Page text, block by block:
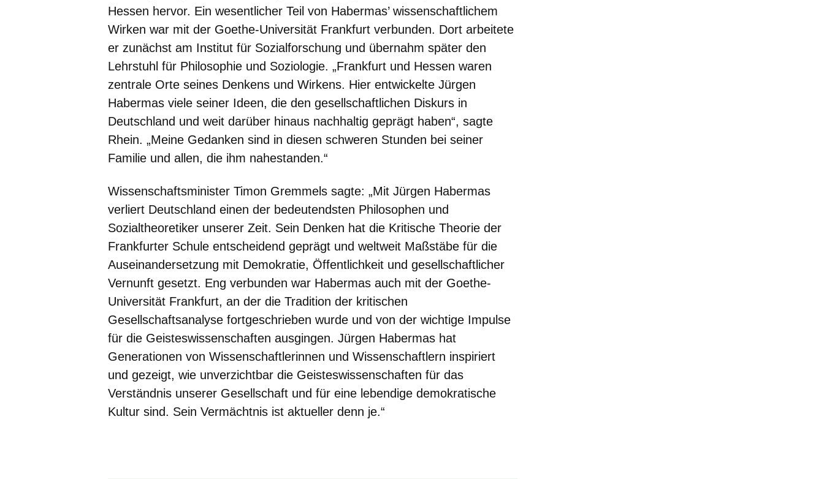
Hessen hervor. Ein wesentlicher Teil von Habermas’ wissenschaftlichem
Wirken war mit der Goethe-Universität Frankfurt verbunden. Dort arbeitete
er zunächst am Institut für Sozialforschung und übernahm später den
Lehrstuhl für Philosophie und Soziologie. „Frankfurt und Hessen waren
zentrale Orte seines Denkens und Wirkens. Hier entwickelte Jürgen
Habermas viele seiner Ideen, die den gesellschaftlichen Diskurs in
Deutschland und weit darüber hinaus nachhaltig geprägt haben“, sagte
Rhein. „Meine Gedanken sind in diesen schweren Stunden bei seiner
Familie und allen, die ihm nahestanden.“
Wissenschaftsminister Timon Gremmels sagte: „Mit Jürgen Habermas
verliert Deutschland einen der bedeutendsten Philosophen und
Sozialtheoretiker unserer Zeit. Sein Denken hat die Kritische Theorie der
Frankfurter Schule entscheidend geprägt und weltweit Maßstäbe für die
Auseinandersetzung mit Demokratie, Öffentlichkeit und gesellschaftlicher
Vernunft gesetzt. Eng verbunden war Habermas auch mit der Goethe-
Universität Frankfurt, an der die Tradition der kritischen
Gesellschaftsanalyse fortgeschrieben wurde und von der wichtige Impulse
für die Geisteswissenschaften ausgingen. Jürgen Habermas hat
Generationen von Wissenschaftlerinnen und Wissenschaftlern inspiriert
und gezeigt, wie unverzichtbar die Geisteswissenschaften für das
Verständnis unserer Gesellschaft und für eine lebendige demokratische
Kultur sind. Sein Vermächtnis ist aktueller denn je.“